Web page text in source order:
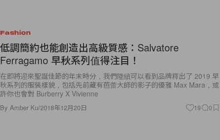
Fashion
低調簡約也能創造出高級質感：Salvatore
Ferragamo 早秋系列值得注目！
在即將迎來聖誕佳節的年末時分，我們陸續可以看到品牌釋出了 2019 早
秋系列的服裝樣貌，包括先前藏有芭蕾大師的影子的優雅 Max Mara，或
許你也會對 Burberry X Vivienne
By Amber Ku/2018年12月20日 19 0